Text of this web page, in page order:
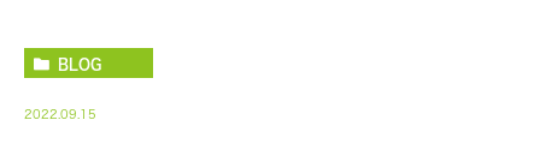
BLOG
2022.09.15